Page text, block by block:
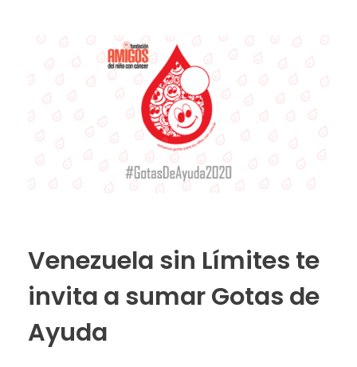
Venezuela sin Límites te
invita a sumar Gotas de
Ayuda